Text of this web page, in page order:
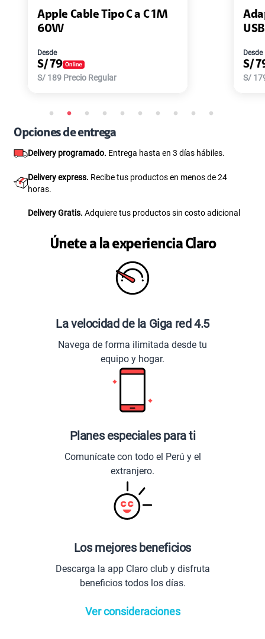
Adaptador de corriente
USB - C DE 20W
S/79
S/179 Precio Regular
Opciones de entrega
Delivery programado. Entrega hasta en 3 días hábiles.
Delivery express. Recibe tus productos en menos de 24
horas.
Delivery Gratis. Adquiere tus productos sin costo adicional
Únete a la experiencia Claro
La velocidad de la Giga red 4.5
Navega de forma ilimitada desde tu
equipo y hogar.
Planes especiales para ti
Comunícate con todo el Perú y el
extranjero.
Los mejores beneficios
Descarga la app Claro club y disfruta
beneficios todos los días.
Ver consideraciones